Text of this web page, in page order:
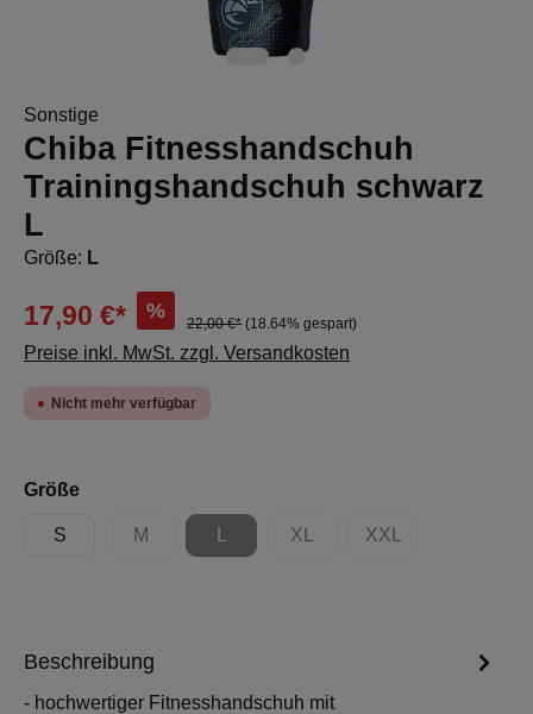
Sonstige
Chiba Fitnesshandschuh
Trainingshandschuh schwarz
L
Größe: L
17,90 €* %
22,00 €* (18.64% gespart)
Preise inkl. MwSt. zzgl. Versandkosten
Nicht mehr verfügbar
Größeauswählen
S M
(Diese Option ist zurzeit nicht verfügbar.)
(Diese Option ist zurzeit nicht verfügbar.)
XL
(Diese Option ist zurzeit nicht
XXL
(Diese Option ist
Beschreibung
- hochwertiger Fitnesshandschuh mit